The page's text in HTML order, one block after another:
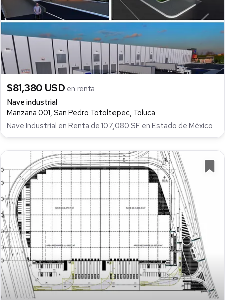
$81,380 USD en renta
Nave industrial
Manzana 001, San Pedro Totoltepec, Toluca
Nave Industrial en Renta de 107,080 SF en Estado de México